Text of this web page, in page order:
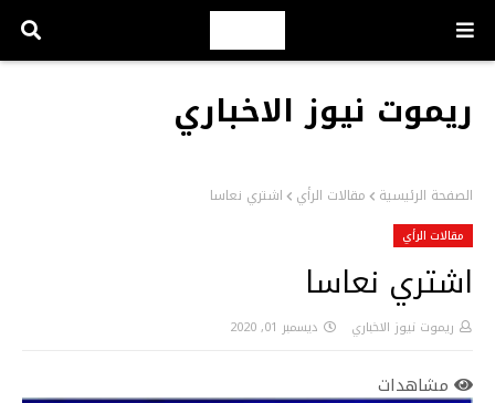
ريموت نيوز الاخباري
الصفحة الرئيسية مقالات الرأي اشتري نعاسا
مقالات الرأي
اشتري نعاسا
ريموت نيوز الاخباري ديسمبر 01, 2020
مشاهدات